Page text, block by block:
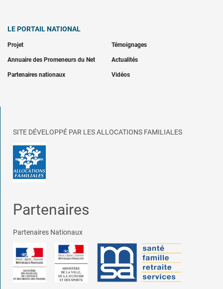
LE PORTAIL NATIONAL
Projet Témoignages
Annuaire des Promeneurs du Net Actualités
Partenaires nationaux Vidéos
SITE DÉVELOPPÉ PAR LES ALLOCATIONS FAMILIALES
Partenaires
Partenaires Nationaux